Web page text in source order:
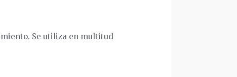
Se utiliza en multitud